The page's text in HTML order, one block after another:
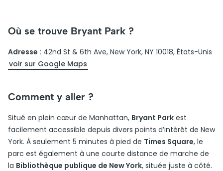
Où se trouve Bryant Park ?
Adresse : 42nd St & 6th Ave, New York, NY 10018, États-Unis
voir sur Google Maps
Comment y aller ?
Situé en plein cœur de Manhattan, Bryant Park est
facilement accessible depuis divers points d’intérêt de New
York. À seulement 5 minutes à pied de Times Square, le
parc est également à une courte distance de marche de
la Bibliothèque publique de New York, située juste à côté.